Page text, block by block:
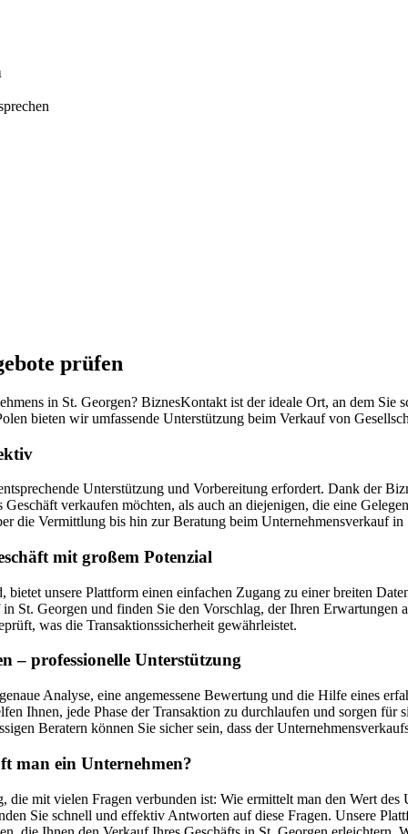
prüfen
in St. Georgen? BiznesKontakt ist der ideale Ort, an dem Sie
bieten wir umfassende Unterstützung beim Verkauf von
Unterstützung und Vorbereitung erfordert. Dank der
verkaufen möchten, als auch an diejenigen, die eine
die Vermittlung bis hin zur Beratung beim Unternehmensverkauf in
mit großem Potenzial
unsere Plattform einen einfachen Zugang zu einer breiten
St. Georgen und finden Sie den Vorschlag, der Ihren
was die Transaktionssicherheit gewährleistet.
– professionelle Unterstützung
Analyse, eine angemessene Bewertung und die Hilfe eines
Ihnen, jede Phase der Transaktion zu durchlaufen und sorgen
Beratern können Sie sicher sein, dass der
man ein Unternehmen?
mit vielen Fragen verbunden ist: Wie ermittelt man den Wert
Sie schnell und effektiv Antworten auf diese Fragen. Unsere